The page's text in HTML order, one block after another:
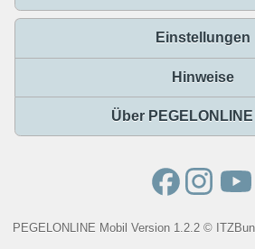
Einstellungen
Hinweise
Über PEGELONLINE
PEGELONLINE Mobil Version 1.2.2 ©